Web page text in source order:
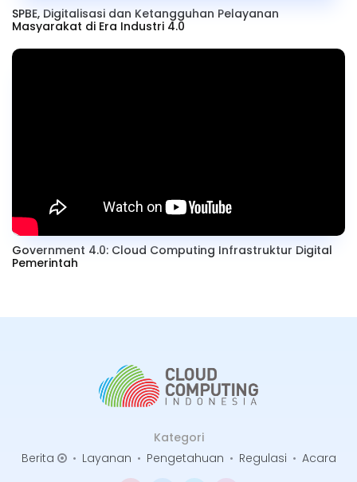
SPBE, Digitalisasi dan Ketangguhan Pelayanan
Masyarakat di Era Industri 4.0
Government 4.0: Cloud Computing Infrastruktur Digital
Pemerintah
Kategori
Berita
• Layanan • Pengetahuan • Regulasi • Acara